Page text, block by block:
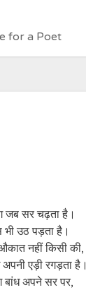
for a Poet
जब सर चढ़ता है।
उठ पड़ता है।
नहीं किसी की,
एड़ी रगड़ता है।
बांध अपने सर पर,